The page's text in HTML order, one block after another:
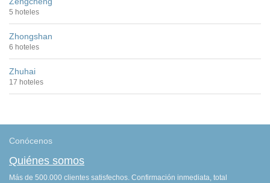
5 hoteles
Zhongshan
6 hoteles
Zhuhai
17 hoteles
Conócenos
Quiénes somos
Más de 500.000 clientes satisfechos. Confirmación inmediata, total